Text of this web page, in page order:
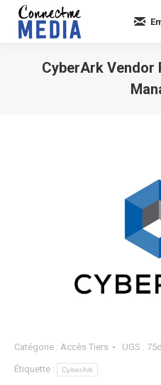
CyberArk
Catégorie : Accès Tiers UGS :
Étiquette : CyberArk